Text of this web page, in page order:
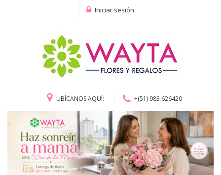
Iniciar sesión
UBÍCANOS AQUÍ: +(51) 983 626420